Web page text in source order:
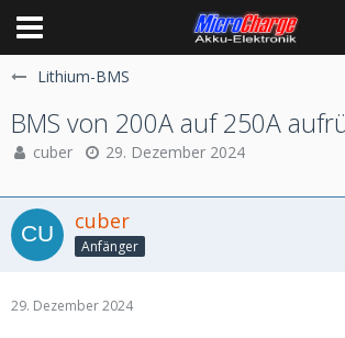
Lithium-BMS
BMS von 200A auf 250A
cuber 29. Dezember 2024
cuber
Anfänger
29. Dezember 2024